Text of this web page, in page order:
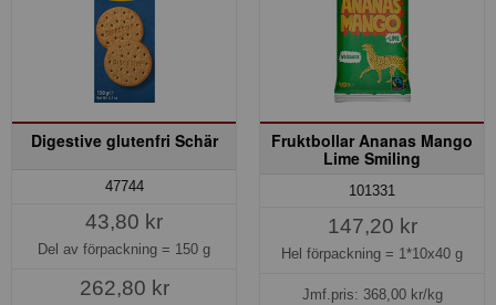
Digestive glutenfri Schär
47744
43,80 kr
Del av förpackning = 150 g
262,80 kr
Fruktbollar Ananas Mango
Lime Smiling
101331
147,20 kr
Hel förpackning = 1*10x40 g
Jmf.pris: 368,00kr/kg